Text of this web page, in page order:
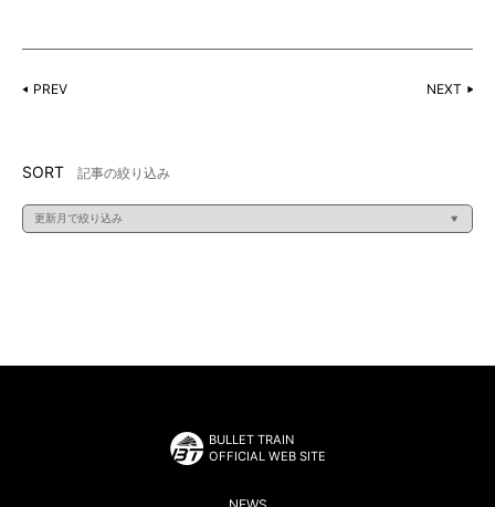
PREV NEXT
SORT 記事の絞り込み
BULLET TRAIN
OFFICIAL WEB SITE